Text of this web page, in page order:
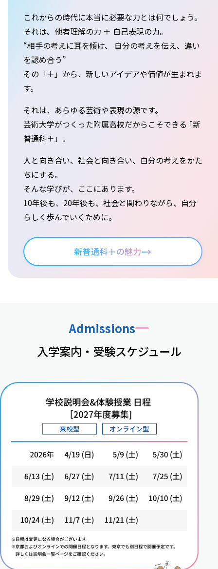
これからの時代に本当に必要な力とは何でしょう。
それは、他者理解の力 ＋ 自己表現の力。
“相手の考えに耳を傾け、 自分の考えを伝え、違い
を認め合う”
その「＋」から、新しいアイデアや価値が生まれま
す。
それは、あらゆる芸術や表現の源です。
芸術大学がつくった附属高校だからこそできる ｢新
普通科＋」。
人と向き合い、社会と向き合い、自分の考えをかた
ちにする。
そんな学びが、ここにあります。
10年後も、20年後も、社会と関わりながら、自分
らしく歩んでいくために。
新普通科＋の魅力→
Admissions
入学案内・受験スケジュール